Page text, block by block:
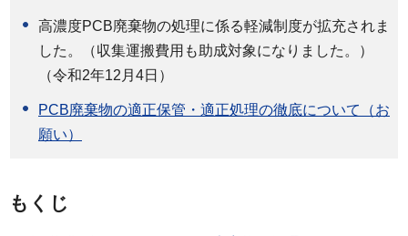
高濃度PCB廃棄物の処理に係る軽減制度が拡充されま
した。（収集運搬費用も助成対象になりました。）
（令和2年12月4日）
PCB廃棄物の適正保管・適正処理の徹底について（お
願い）
もくじ